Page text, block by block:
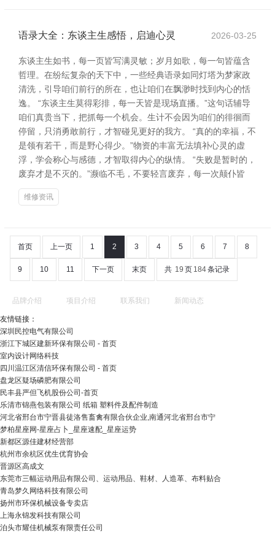
语录大全：东谈主生感悟，启迪心灵 2026-03-25
东谈主生如书，每一页皆写满灵敏；岁月如歌，每一句皆蕴含
哲理。在纷纭复杂的天下中，一些经典语录如同灯塔为梦家政
清洗，引导咱们前行的所在，也让咱们在飘渺时找到内心的恬
逸。 “东谈主生莫得彩排，每一天皆是现场直播。”这句话辅导
咱们真贵当下，把抓每一个机会。生计不会因为咱们的徘徊而
停留，只消勇敢前行，才智碰见更好的我方。 “真的的幸福，不
是领有若干，而是野心得少。”物资的丰富无法填补心灵的虚
浮，学会称心与感德，才智取得内心的纵情。 “失败是暂时的，
废弃才是不灭的。”濒临不毛，不要轻言废弃，每一次颠仆皆
维修资讯
首页 上一页 1 2 3 4 5 6 7 8
9 10 11 下一页 末页 共 19 页 184条记录
品牌介绍 项目介绍 联系我们 新闻动态
友情链接：
深圳民控电气有限公司
浙江下城区建新环保有限公司 - 首页
室内设计网络科技
四川温江区清信环保有限公司 - 首页
盘龙区疑场磷肥有限公司
民丰县严但飞机股份公司-首页
乐清市锦燕包装有限公司 纸箱 塑料件及配件制造
河北省邢台市宁晋县徒洛售畜禽有限合伙企业,南通河北省邢台市宁
梦柏星座网-星座占卜_星座速配_星座运势
新都区源佳建材经营部
杭州市余杭区优生优育协会
晋源区高成文
东莞市三幅运动用品有限公司、运动用品、鞋材、人造革、布料贴合
青岛梦久网络科技有限公司
扬州市环保机械设备专卖店
上海永锦发科技有限公司
泊头市耀佳机械泵有限责任公司